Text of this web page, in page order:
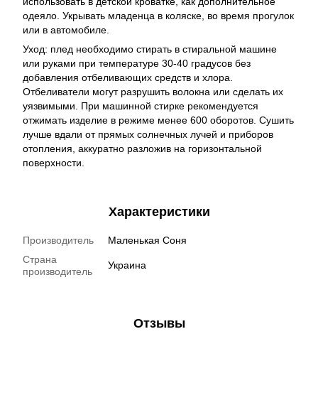
одеяло. Укрывать младенца в коляске, во время прогулок
или в автомобиле.
Уход: плед необходимо стирать в стиральной машине
или руками при температуре 30-40 градусов без
добавления отбеливающих средств и хлора.
Отбеливатели могут разрушить волокна или сделать их
уязвимыми. При машинной стирке рекомендуется
отжимать изделие в режиме менее 600 оборотов. Сушить
лучше вдали от прямых солнечных лучей и приборов
отопления, аккуратно разложив на горизонтальной
поверхности.
Характеристики
Производитель
Маленькая Соня
Страна
производитель
Украина
Отзывы